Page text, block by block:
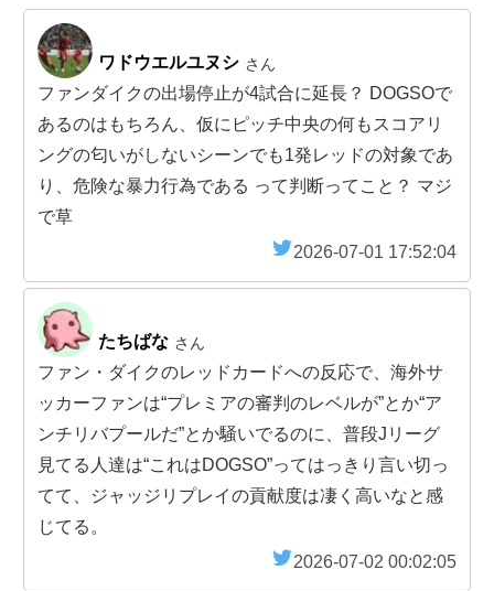
ワドウエルユヌシ さん
ファンダイクの出場停止が4試合に延長？ DOGSOで
あるのはもちろん、仮にピッチ中央の何もスコアリ
ングの匂いがしないシーンでも1発レッドの対象であ
り、危険な暴力行為である って判断ってこと？ マジ
で草
2026-07-01 17:52:04
たちばな さん
ファン・ダイクのレッドカードへの反応で、海外サ
ッカーファンは“プレミアの審判のレベルが”とか“ア
ンチリバプールだ”とか騒いでるのに、普段Jリーグ
見てる人達は“これはDOGSO”ってはっきり言い切っ
てて、ジャッジリプレイの貢献度は凄く高いなと感
じてる。
2026-07-02 00:02:05